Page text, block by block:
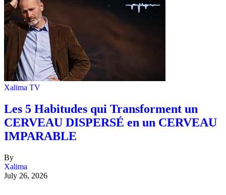
Xalima TV
Les 5 Habitudes qui Transforment un
CERVEAU DISPERSÉ en un CERVEAU
IMPARABLE
By
Xalima
July 26, 2026